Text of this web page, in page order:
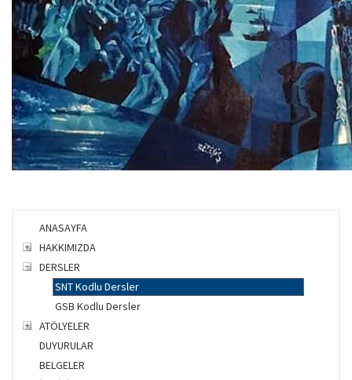
ANASAYFA
HAKKIMIZDA
DERSLER
SNT Kodlu Dersler
GSB Kodlu Dersler
ATÖLYELER
DUYURULAR
BELGELER